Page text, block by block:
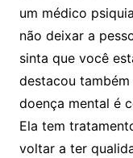
um médico
não deixar a
sinta que você
destacou
doença mental é
Ela tem
voltar a ter